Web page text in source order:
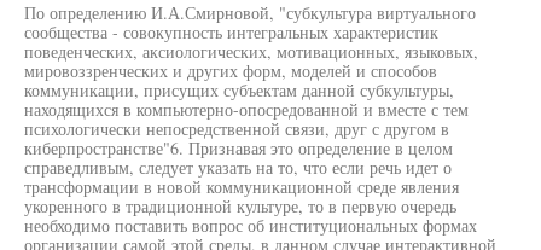
По определению И.А.Смирновой, "субкультура виртуального
сообщества - совокупность интегральных характеристик
поведенческих, аксиологических, мотивационных, языковых,
мировоззренческих и других форм, моделей и способов
коммуникации, присущих субъектам данной субкультуры,
находящихся в компьютерно-опосредованной и вместе с тем
психологически непосредственной связи, друг с другом в
киберпространстве"6. Признавая это определение в целом
справедливым, следует указать на то, что если речь идет о
трансформации в новой коммуникационной среде явления
укоренного в традиционной культуре, то в первую очередь
необходимо поставить вопрос об институциональных формах
организации самой этой среды, в данном случае интерактивной